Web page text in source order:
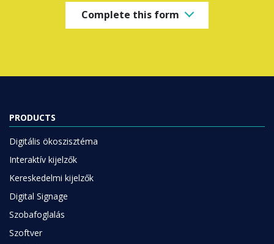
Complete this form
PRODUCTS
Digitális ökoszisztéma
Interaktív kijelzők
Kereskedelmi kijelzők
Digital Signage
Szobafoglalás
Szoftver